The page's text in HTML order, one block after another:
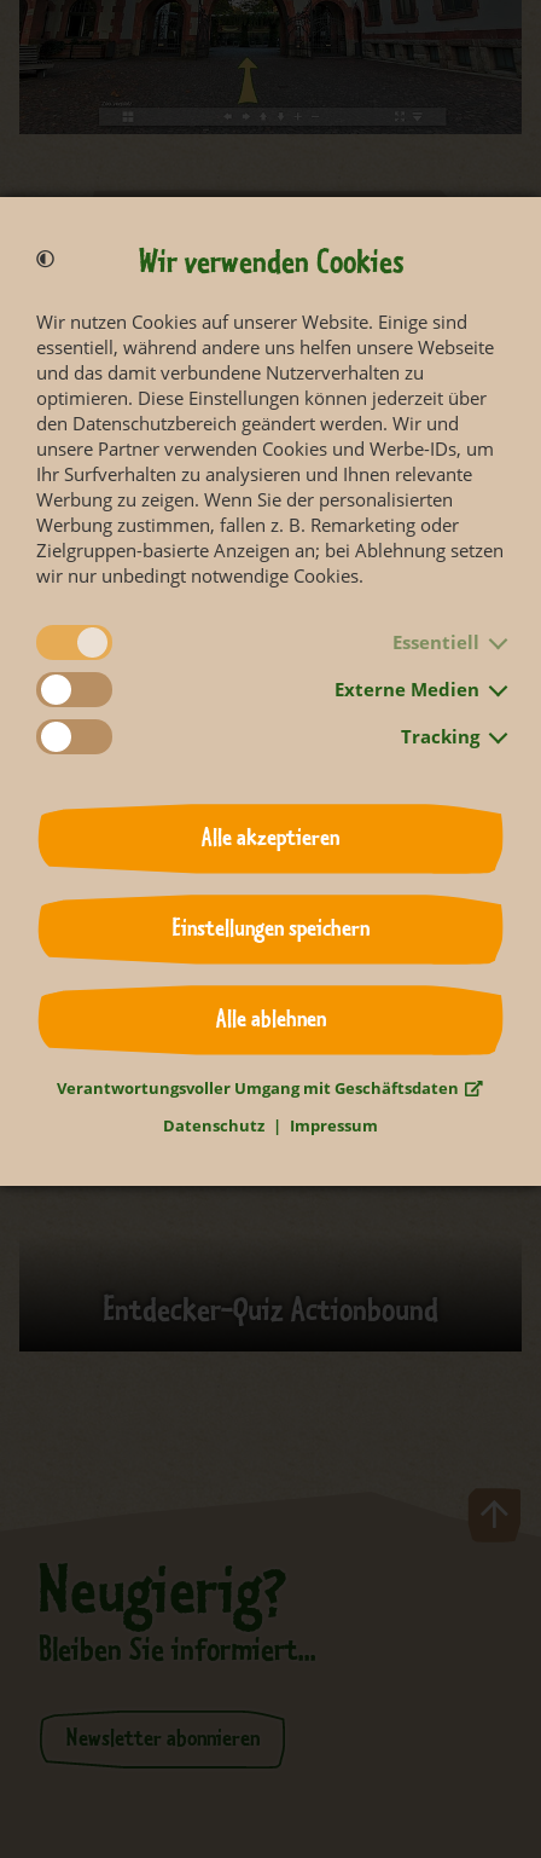
Entdecken Sie auch ...
Werden Sie Mitglied im Team Leopard
Leipzig!
Entdecker-Quiz Actionbound
Neugierig?
Bleiben Sie informiert...
Newsletter abonnieren
Wir verwenden Cookies
Wir nutzen Cookies auf unserer Website. Einige sind
essentiell, während andere uns helfen unsere Webseite
und das damit verbundene Nutzerverhalten zu
optimieren. Diese Einstellungen können jederzeit über
den Datenschutzbereich geändert werden. Wir und
unsere Partner verwenden Cookies und Werbe-IDs, um
Ihr Surfverhalten zu analysieren und Ihnen relevante
Werbung zu zeigen. Wenn Sie der personalisierten
Werbung zustimmen, fallen z. B. Remarketing oder
Zielgruppen-basierte Anzeigen an; bei Ablehnung setzen
wir nur unbedingt notwendige Cookies.
Essentiell
Externe Medien
Tracking
Alle akzeptieren
Einstellungen speichern
Alle ablehnen
Verantwortungsvoller Umgang mit Geschäftsdaten
Datenschutz
Impressum